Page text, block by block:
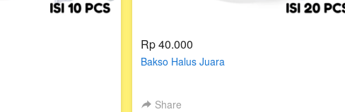
Rp 40.000
Bakso Halus Juara
Share